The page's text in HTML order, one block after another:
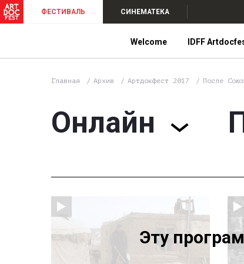
ФЕСТИВАЛЬ СИНЕМАТЕКА
Welcome IDFF
Главная Архив Артдокфест 2017 После
Онлайн
Эту